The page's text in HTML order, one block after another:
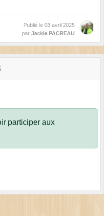
Publié le 03 avril 2025
par Jackie PACREAU
participer aux